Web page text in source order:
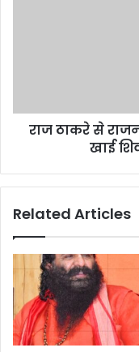
राज ठाकरे से
खाई
Related Articles